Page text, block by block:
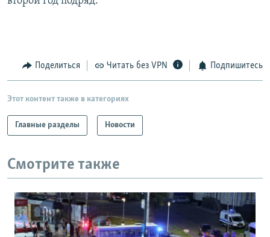
Поделиться Читать без VPN Подпишитесь
Этот контент также в категориях
Главные разделы Новости
Смотрите также